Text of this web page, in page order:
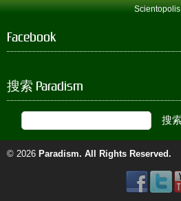
Scientopolis
Facebook
搜索 Paradism
© 2026 Paradism. All Rights Reserved.